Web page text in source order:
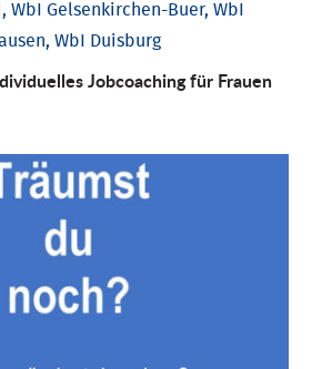
WbI Gelsenkirchen-Buer, WbI
WbI Duisburg
Job­coaching für Frauen